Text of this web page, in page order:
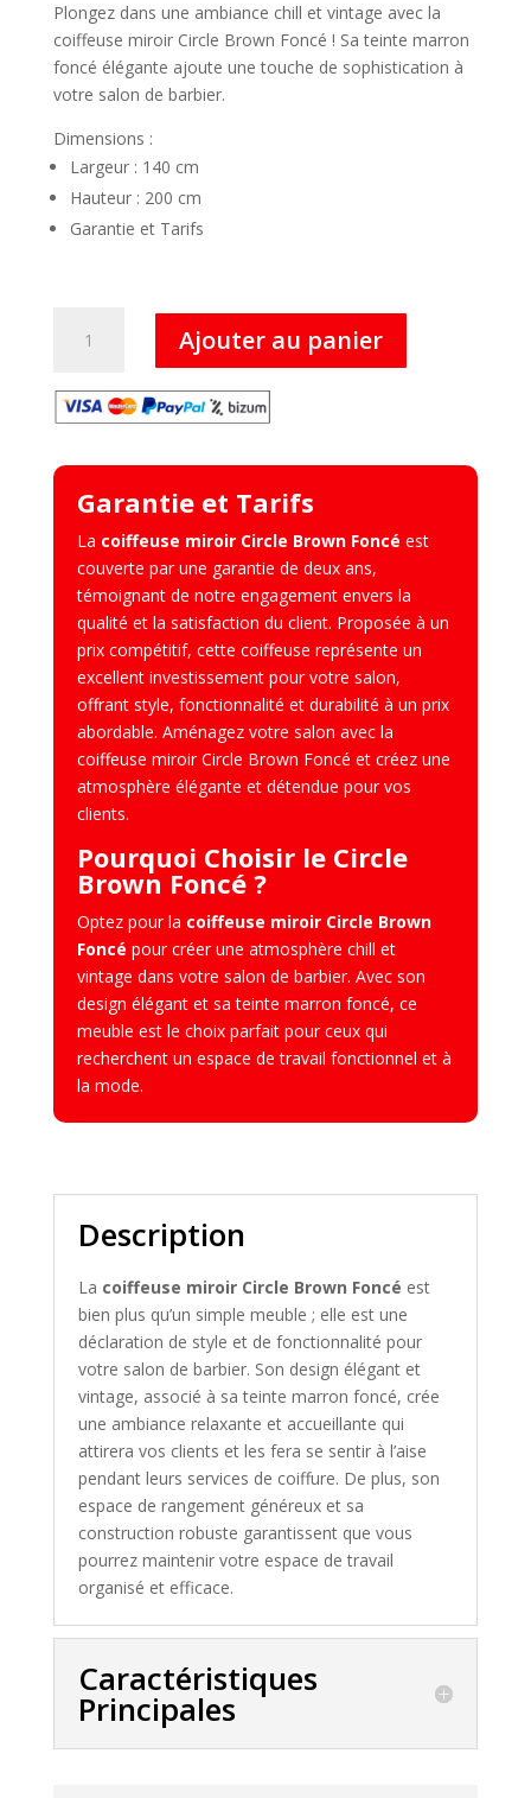
Plongez dans une ambiance chill et vintage avec la
coiffeuse miroir Circle Brown Foncé ! Sa teinte marron
foncé élégante ajoute une touche de sophistication à
votre salon de barbier.
Dimensions :
Largeur : 140 cm
Hauteur : 200 cm
Garantie et Tarifs
Brown
Foncé
Coiffeuse
Miroir
Ajouter au panier
Garantie et Tarifs
La coiffeuse miroir Circle Brown Foncé est
couverte par une garantie de deux ans,
témoignant de notre engagement envers la
qualité et la satisfaction du client. Proposée à un
prix compétitif, cette coiffeuse représente un
excellent investissement pour votre salon,
offrant style, fonctionnalité et durabilité à un prix
abordable. Aménagez votre salon avec la
coiffeuse miroir Circle Brown Foncé et créez une
atmosphère élégante et détendue pour vos
clients.
Pourquoi Choisir le Circle
Brown Foncé ?
Optez pour la coiffeuse miroir Circle Brown
Foncé pour créer une atmosphère chill et
vintage dans votre salon de barbier. Avec son
design élégant et sa teinte marron foncé, ce
meuble est le choix parfait pour ceux qui
recherchent un espace de travail fonctionnel et à
la mode.
Description
La coiffeuse miroir Circle Brown Foncé est
bien plus qu’un simple meuble ; elle est une
déclaration de style et de fonctionnalité pour
votre salon de barbier. Son design élégant et
vintage, associé à sa teinte marron foncé, crée
une ambiance relaxante et accueillante qui
attirera vos clients et les fera se sentir à l’aise
pendant leurs services de coiffure. De plus, son
espace de rangement généreux et sa
construction robuste garantissent que vous
pourrez maintenir votre espace de travail
organisé et efficace.
Caractéristiques
Principales